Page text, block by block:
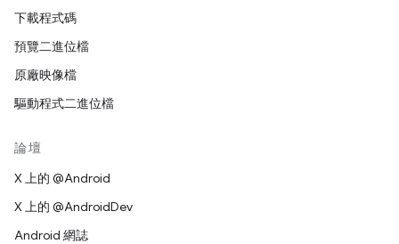
下載程式碼
預覽二進位檔
原廠映像檔
驅動程式二進位檔
論壇
X 上的 @Android
X 上的 @AndroidDev
Android 網誌